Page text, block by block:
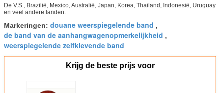
De V.S., Brazilië, Mexico, Australië, Japan, Korea, Thailand, Indonesië, Uruguay
en veel andere landen.
Markeringen: douane weerspiegelende band ,
de band van de aanhangwagenopmerkelijkheid ,
weerspiegelende zelfklevende band
Krijg de beste prijs voor